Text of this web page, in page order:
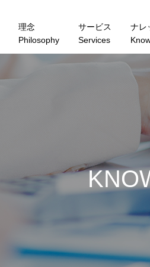
理念
Philosophy
サービス
Services
ナレ
KNOW